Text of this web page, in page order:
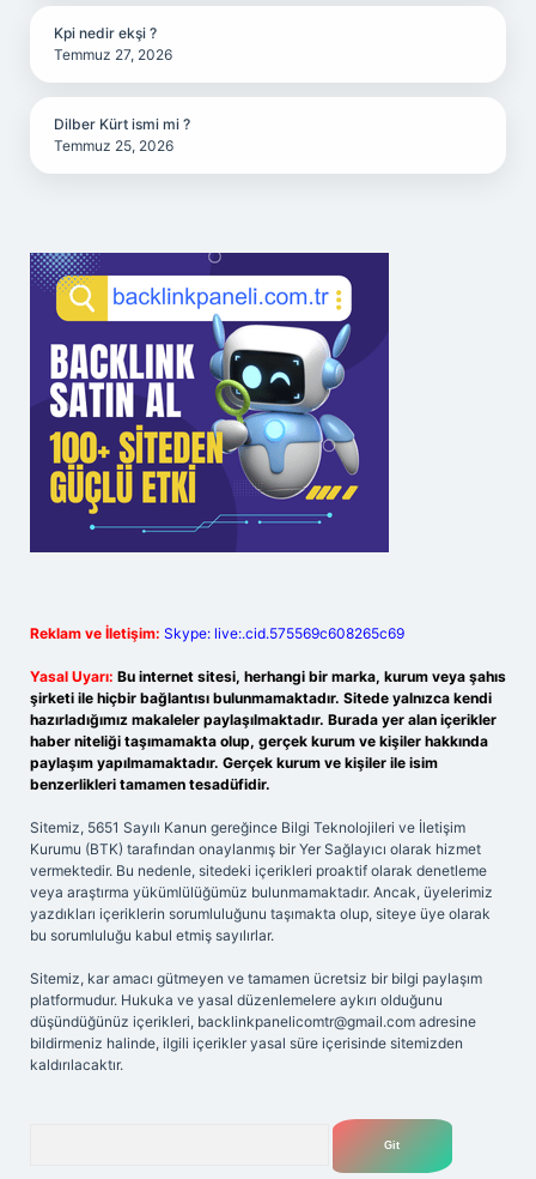
Kpi nedir ekşi ?
Temmuz 27, 2026
Dilber Kürt ismi mi ?
Temmuz 25, 2026
Reklam ve İletişim: Skype: live:.cid.575569c608265c69
Yasal Uyarı: Bu internet sitesi, herhangi bir marka, kurum veya şahıs
şirketi ile hiçbir bağlantısı bulunmamaktadır. Sitede yalnızca kendi
hazırladığımız makaleler paylaşılmaktadır. Burada yer alan içerikler
haber niteliği taşımamakta olup, gerçek kurum ve kişiler hakkında
paylaşım yapılmamaktadır. Gerçek kurum ve kişiler ile isim
benzerlikleri tamamen tesadüfidir.
Sitemiz, 5651 Sayılı Kanun gereğince Bilgi Teknolojileri ve İletişim
Kurumu (BTK) tarafından onaylanmış bir Yer Sağlayıcı olarak hizmet
vermektedir. Bu nedenle, sitedeki içerikleri proaktif olarak denetleme
veya araştırma yükümlülüğümüz bulunmamaktadır. Ancak, üyelerimiz
yazdıkları içeriklerin sorumluluğunu taşımakta olup, siteye üye olarak
bu sorumluluğu kabul etmiş sayılırlar.
Sitemiz, kar amacı gütmeyen ve tamamen ücretsiz bir bilgi paylaşım
platformudur. Hukuka ve yasal düzenlemelere aykırı olduğunu
düşündüğünüz içerikleri, backlinkpanelicomtr@gmail.com adresine
bildirmeniz halinde, ilgili içerikler yasal süre içerisinde sitemizden
kaldırılacaktır.